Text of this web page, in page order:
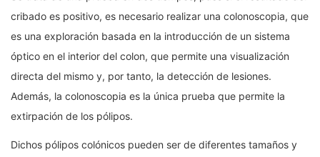
cribado es positivo, es necesario realizar una colonoscopia, que
es una exploración basada en la introducción de un sistema
óptico en el interior del colon, que permite una visualización
directa del mismo y, por tanto, la detección de lesiones.
Además, la colonoscopia es la única prueba que permite la
extirpación de los pólipos.
Dichos pólipos colónicos pueden ser de diferentes tamaños y